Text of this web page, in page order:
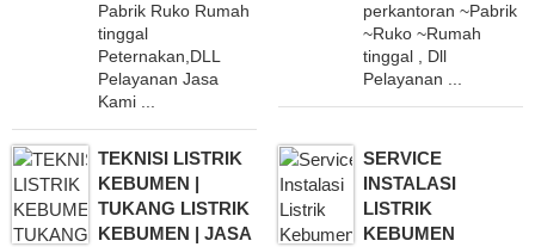
Pabrik Ruko Rumah
tinggal
Peternakan,DLL
Pelayanan Jasa
Kami ...
perkantoran ~Pabrik
~Ruko ~Rumah
tinggal , Dll
Pelayanan ...
TEKNISI LISTRIK
KEBUMEN |
TUKANG LISTRIK
KEBUMEN | JASA
SERVICE
INSTALASI
LISTRIK
KEBUMEN